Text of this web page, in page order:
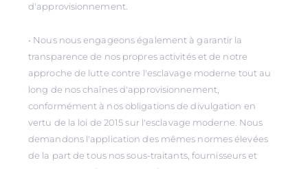
d'approvisionnement.
• Nous nous engageons également à garantir la
transparence de nos propres activités et de notre
approche de lutte contre l'esclavage moderne tout au
long de nos chaînes d'approvisionnement,
conformément à nos obligations de divulgation en
vertu de la loi de 2015 sur l'esclavage moderne. Nous
demandons l'application des mêmes normes élevées
de la part de tous nos sous-traitants, fournisseurs et